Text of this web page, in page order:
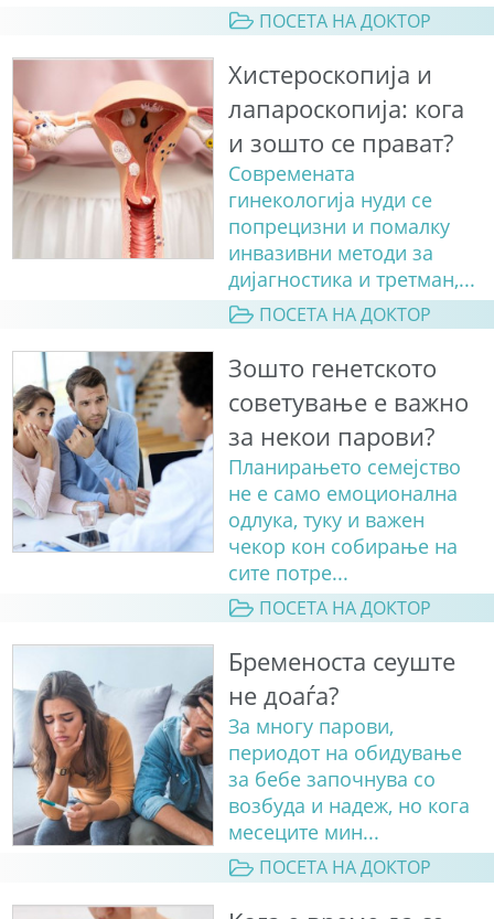
ПОСЕТА НА ДОКТОР
Хистероскопија и
лапароскопија: кога
и зошто се прават?
Современата
гинекологија нуди сe
попрецизни и помалку
инвазивни методи за
дијагностика и третман,...
ПОСЕТА НА ДОКТОР
Зошто генетското
советување е важно
за некои парови?
Планирањето семејство
не е само емоционална
одлука, туку и важен
чекор кон собирање на
сите потре...
ПОСЕТА НА ДОКТОР
Бременоста сеуште
не доаѓа?
За многу парови,
периодот на обидување
за бебе започнува со
возбуда и надеж, но кога
месеците мин...
ПОСЕТА НА ДОКТОР